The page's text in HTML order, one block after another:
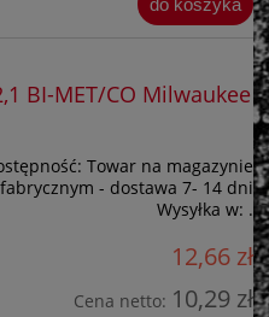
BI-MET/CO Milwaukee
Towar na magazynie
fabrycznym - dostawa 7- 14 dni
Wysyłka w: .
12,66 zł
Cena netto: 10,29 zł